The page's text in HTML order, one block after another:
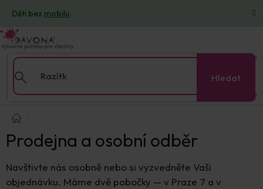
obsah
Děti bez mobilu.
Hledat
Prodejna a osobní odběr
Navštivte nás osobně nebo si vyzvedněte Vaši
objednávku. Máme dvě pobočky — v Praze 7 a v